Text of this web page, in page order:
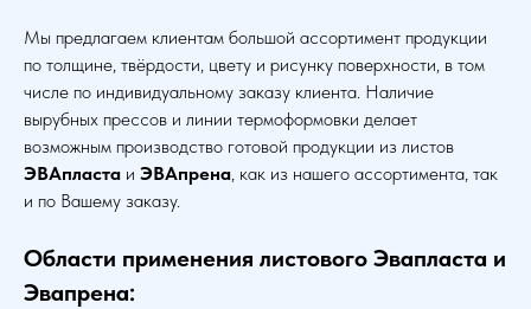
Мы предлагаем клиентам большой ассортимент продукции
по толщине, твёрдости, цвету и рисунку поверхности, в том
числе по индивидуальному заказу клиента. Наличие
вырубных прессов и линии термоформовки делает
возможным производство готовой продукции из листов
ЭВАпласта и ЭВАпрена, как из нашего ассортимента, так
и по Вашему заказу.
Области применения листового Эвапласта и
Эвапрена: